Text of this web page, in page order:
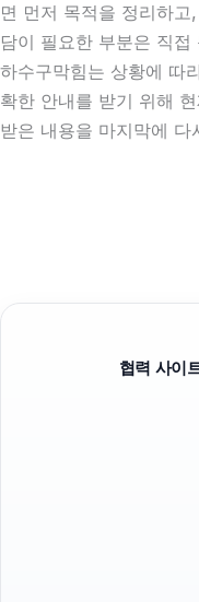
면 먼저 목적을 정리하
담이 필요한 부분은 직
하수구막힘는 상황에 따
확한 안내를 받기 위해
받은 내용을 마지막에
협력 사이